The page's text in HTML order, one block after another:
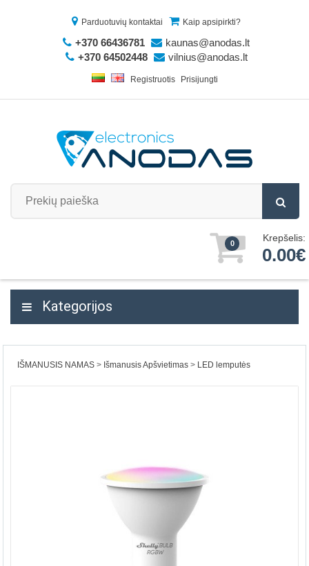
Parduotuvių kontaktai Kaip apsipirkti?
+370 66436781
kaunas@anodas.lt
+370 64502448
vilnius@anodas.lt
Registruotis Prisijungti
0 Krepšelis:
0.00€
Kategorijos
IŠMANUSIS NAMAS Išmanusis Apšvietimas LED lemputės